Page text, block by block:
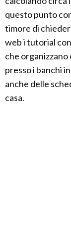
questo punto
timore di
web i tutorial
che organizzano
presso i banchi
anche delle
casa.